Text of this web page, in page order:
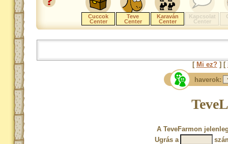
Cuccok
Center
Teve
Center
Karaván
Center
Kapcsolat
Center
[ Mi ez?] [
haverok:
A TeveFarmon
Ugrás a